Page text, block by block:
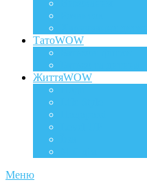
ТатоWOW
ЖиттяWOW
Меню